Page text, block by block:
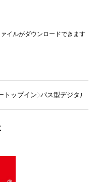
イルがダウンロードできます
トップイン バス型デジタル身